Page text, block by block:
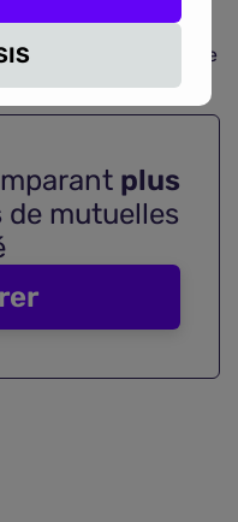
par une équipe
handicap.
plus
de mutuelles